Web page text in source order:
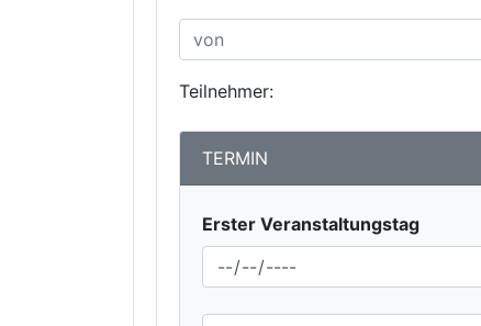
Teilnehmer:
TERMIN
Erster Veranstaltungstag